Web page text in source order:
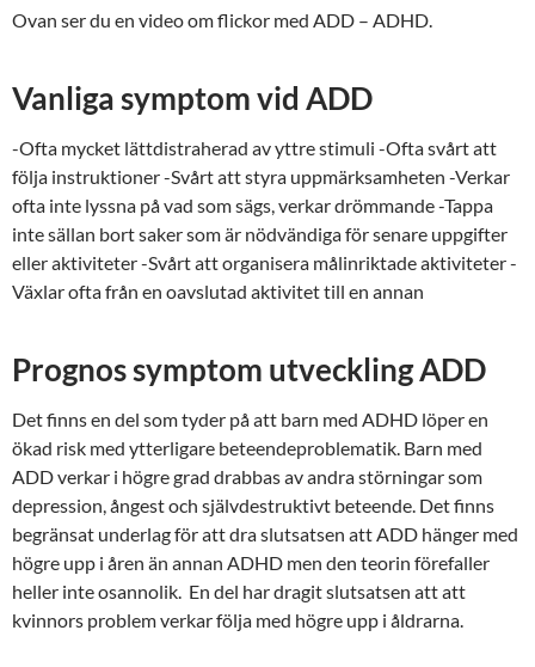
Ovan ser du en video om flickor med ADD – ADHD.
Vanliga symptom vid ADD
-Ofta mycket lättdistraherad av yttre stimuli -Ofta svårt att
följa instruktioner -Svårt att styra uppmärksamheten -Verkar
ofta inte lyssna på vad som sägs, verkar drömmande -Tappa
inte sällan bort saker som är nödvändiga för senare uppgifter
eller aktiviteter -Svårt att organisera målinriktade aktiviteter -
Växlar ofta från en oavslutad aktivitet till en annan
Prognos symptom utvecklingADD
Det finns en del som tyder på att barn med ADHD löper en
ökad risk med ytterligare beteendeproblematik. Barn med
ADDverkar i högre grad drabbas av andra störningar som
depression, ångest och självdestruktivt beteende. Det finns
begränsat underlag för att dra slutsatsen att ADD hänger med
högre upp i åren än annan ADHD men den teorin förefaller
heller inte osannolik. En del har dragit slutsatsen att att
kvinnors problem verkar följa med högre upp i åldrarna.